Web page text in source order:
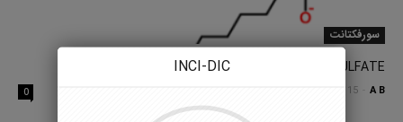
سورفکتانت
SODIUM LAURYL SULFATE
A B 15 دسامبر 2015 0
INCI-DIC